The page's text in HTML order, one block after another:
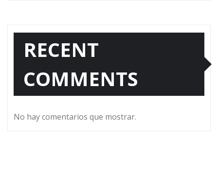
RECENT
COMMENTS
No hay comentarios que mostrar.